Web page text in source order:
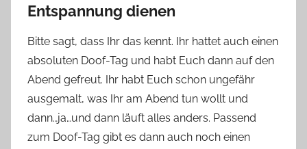
Entspannung dienen
Bitte sagt, dass Ihr das kennt. Ihr hattet auch einen
absoluten Doof-Tag und habt Euch dann auf den
Abend gefreut. Ihr habt Euch schon ungefähr
ausgemalt, was Ihr am Abend tun wollt und
dann…ja…und dann läuft alles anders. Passend
zum Doof-Tag gibt es dann auch noch einen